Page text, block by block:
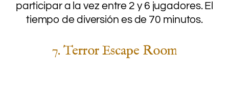
participar a la vez entre 2 y 6 jugadores. El
tiempo de diversión es de 70 minutos.
7. Terror Escape Room